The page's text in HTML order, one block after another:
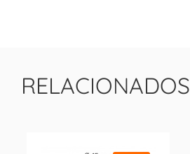
RELACIONADOS